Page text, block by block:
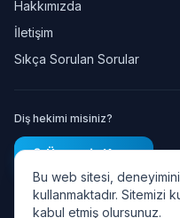
Hakkımızda
İletişim
Sıkça Sorulan Sorular
Diş hekimi misiniz?
Ücretsiz Kayıt
Bu web sitesi,
kullanmaktadır. Sitemizi
kabul etmiş olursunuz.